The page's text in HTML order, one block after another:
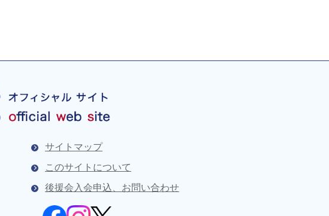
サイトマップ
このサイトについて
後援会入会申込、お問い合わせ